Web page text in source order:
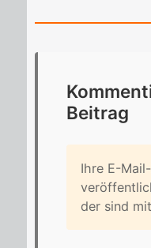
Bei­trag
Ihre E-
der sind mit